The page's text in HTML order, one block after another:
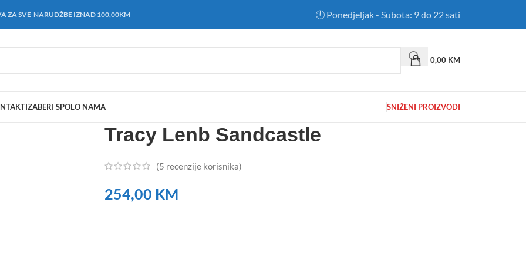
ZA SVE NARUDŽBE IZNAD 100,00KM 🕛 Ponedjeljak - Subota: 9 do 22 sati
0,00 KM
IZABERI SPOLO NAMA SNIŽENI PROIZVODI
Tracy Lenb Sandcastle
(5 recenzije korisnika)
254,00 KM